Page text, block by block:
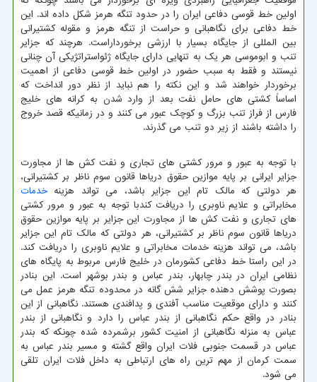
اولین خط قوسی دفاعی ایران را در حدود تنگه هرمز شکل داده اند. این
خط دفاعی برای نگاهبانی و حراست از تنگه هرمز و مقوله کشتیرانی
بین المللی از جایگاه بسیار با ارزشی برخورداراست. هرچند که جزایر
تنب و ابوموسی هر یک به تنهایی دارای جایگاه ژئواستراتژیکی آن چنانی
نیستند و فقط به سبب حضور در اولین خط قوسی دفاعی از اهمیت
برخوردار خواهند شد و این نکته را هم نباید از نظر دور انداخت که
اساساً کشتی های حامل نفت بعد از وارد شدن به کرانه های خلیج
فارس از فراز تنب بزرگ و کوچک عبور می کنند و در زمانیکه قصد خروج
را داشته باشند از زیر دو تنب می گذرند.
با توجه به عبور و مرور کشتی های تجاری و نفت کش ها از مجاورت
جزایر ایرانی بر پایه موازین حقوق دریاها قانون سوم ناظر بر کشتیرانی،
هر دولتی که مالک تام این جزایر باشد، می تواند هزینه خدمات
مخابراتی و علایم ناوبری را دریافت کندبا توجه به عبور و مرور کشتی
های تجاری و نفت کش ها از مجاورت این جزایر بر پایه موازین حقوق
دریاها قانون سوم ناظر بر کشتیرانی، هر دولتی که مالک تام این جزایر
باشد، می تواند هزینه خدمات مخابراتی و علایم ناوبری را دریافت کند.
در این راستا خط دفاعی کشورمان در خلیج فارس مربوط به پایگاه های
نظامی ایران در بندر چابهار، بندر عباس و بندر بوشهر است. این بنادر
بصورت پوشش دهنده جزایر شش گانه در محدوده تنگه هرمز عمل می
کنند و دارای موقعیت مناسب آفندی و پدافندی هستند. نگاهبانی از این
بنادر در واقع حکم نگاهبانی از بندر عباس را دارد و نگاهبانی از بندر
عباس به منزله نگاهبانی از امنیت کشور برشمرده شده چونکه که بندر
عباس در قسمت جنوبی فلات ایران واقع گشته و مسیر بندر عباس به
سمت کرمان از مهم ترین راه های ارتباطی به داخل فلات ایران تلقی
می شود.